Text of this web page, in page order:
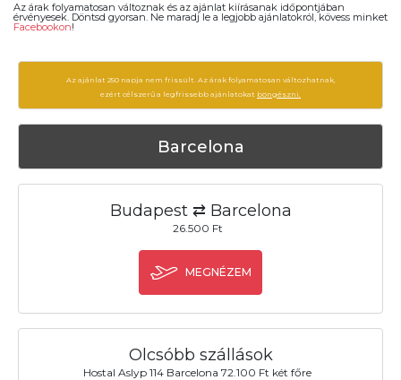
Az árak folyamatosan változnak és az ajánlat kiírásanak időpontjában
érvényesek. Döntsd gyorsan. Ne maradj le a legjobb ajánlatokról, kövess minket
Facebookon!
Az ajánlat 250 napja nem frissült. Az árak folyamatosan változhatnak,
ezért célszerű a legfrissebb ajánlatokat böngészni.
Barcelona
Budapest ⇄ Barcelona
26.500 Ft
MEGNÉZEM
Olcsóbb szállások
Hostal Aslyp 114 Barcelona 72.100 Ft két főre